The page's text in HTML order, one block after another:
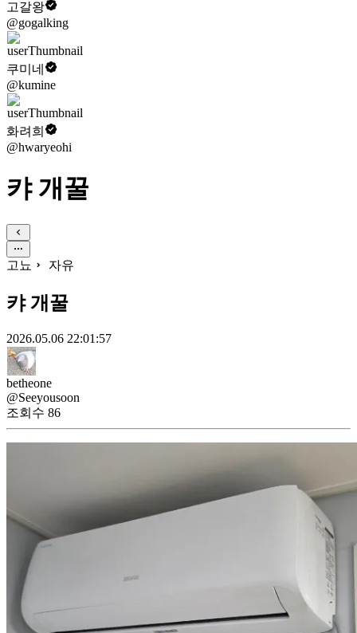
고갈왕
@gogalking
쿠미네
@kumine
화려희
@hwaryeohi
캬 개꿀
고뇨 자유
캬 개꿀
2026.05.06 22:01:57
betheone
@Seeyousoon
조회수 86